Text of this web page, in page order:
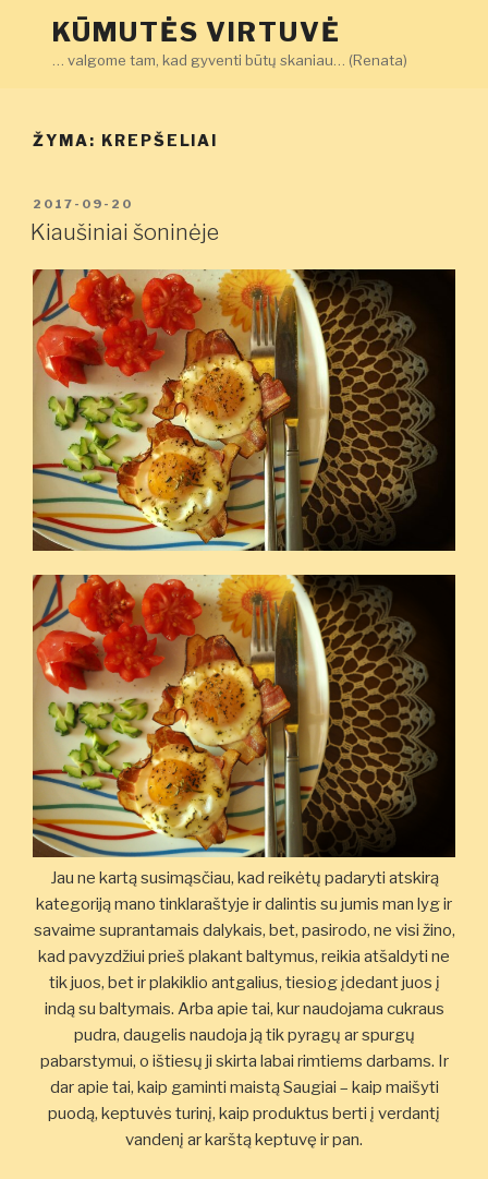
KŪMUTĖS VIRTUVĖ
… valgome tam, kad gyventi būtų skaniau… (Renata)
ŽYMA: KREPŠELIAI
PASKELBTA
2017-09-20
Kiaušiniai šoninėje
Jau ne kartą susimąsčiau, kad reikėtų padaryti atskirą
kategoriją mano tinklaraštyje ir dalintis su jumis man lyg ir
savaime suprantamais dalykais, bet, pasirodo, ne visi žino,
kad pavyzdžiui prieš plakant baltymus, reikia atšaldyti ne
tik juos, bet ir plakiklio antgalius, tiesiog įdedant juos į
indą su baltymais. Arba apie tai, kur naudojama cukraus
pudra, daugelis naudoja ją tik pyragų ar spurgų
pabarstymui, o ištiesų ji skirta labai rimtiems darbams. Ir
dar apie tai, kaip gaminti maistą Saugiai – kaip maišyti
puodą, keptuvės turinį, kaip produktus berti į verdantį
vandenį ar karštą keptuvę ir pan.